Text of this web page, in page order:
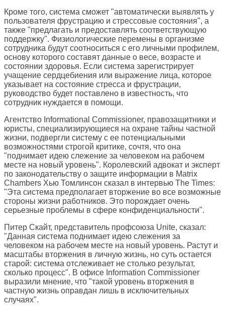
Кроме того, система сможет "автоматически выявлять у
пользователя фрустрацию и стрессовые состояния", а
также "предлагать и предоставлять соответствующую
поддержку". Физиологические перемены в организме
сотрудника будут соотноситься с его личными профилем,
основу которого составят данные о весе, возрасте и
состоянии здоровья. Если система зарегистрирует
учащение сердцебиения или выражение лица, которое
указывает на состояние стресса и фрустрации,
руководство будет поставлено в известность, что
сотрудник нуждается в помощи.
Агентство Informational Commissioner, правозащитники и
юристы, специализирующиеся на охране тайны частной
жизни, подвергли систему с ее потенциальными
возможностями строгой критике, сочтя, что она
"поднимает идею слежение за человеком на рабочем
месте на новый уровень". Королевский адвокат и эксперт
по законодательству о защите информации в Matrix
Chambers Хью Томлинсон сказал в интервью The Times:
"Эта система предполагает вторжение во все возможные
стороны жизни работников. Это порождает очень
серьезные проблемы в сфере конфиденциальности".
Питер Скайт, представитель профсоюза Unite, сказал:
"Данная система поднимает идею слежения за
человеком на рабочем месте на новый уровень. Растут и
масштабы вторжения в личную жизнь, но суть остается
старой: система отслеживает не столько результат,
сколько процесс". В офисе Information Commissioner
выразили мнение, что "такой уровень вторжения в
частную жизнь оправдан лишь в исключительных
случаях".